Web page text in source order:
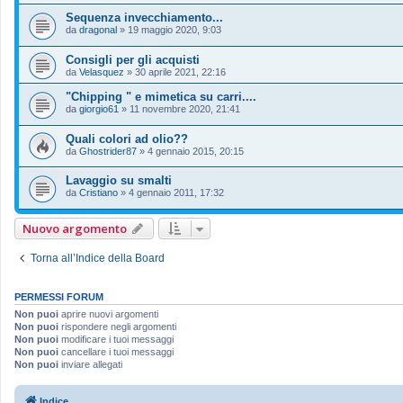
Sequenza invecchiamento...
da dragonal » 19 maggio 2020, 9:03
Consigli per gli acquisti
da Velasquez » 30 aprile 2021, 22:16
"Chipping " e mimetica su carri....
da giorgio61 » 11 novembre 2020, 21:41
Quali colori ad olio??
da Ghostrider87 » 4 gennaio 2015, 20:15
Lavaggio su smalti
da Cristiano » 4 gennaio 2011, 17:32
Nuovo argomento
Torna all’Indice della Board
PERMESSI FORUM
Non puoi aprire nuovi argomenti
Non puoi rispondere negli argomenti
Non puoi modificare i tuoi messaggi
Non puoi cancellare i tuoi messaggi
Non puoi inviare allegati